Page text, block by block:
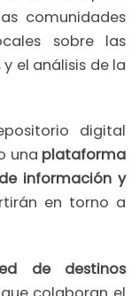
comunidades
sobre las
el análisis de la
digital
una plataforma
información y
en torno a
de destinos